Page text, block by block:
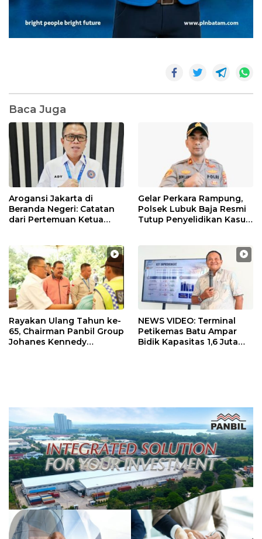
Baca Juga
Arogansi Jakarta di
Beranda Negeri: Catatan
dari Pertemuan Ketua
Gelar Perkara Rampung,
Polsek Lubuk Baja Resmi
Tutup Penyelidikan Kasus
Rayakan Ulang Tahun ke-
65, Chairman Panbil Group
Johanes Kennedy
NEWS VIDEO: Terminal
Petikemas Batu Ampar
Bidik Kapasitas 1,6 Juta